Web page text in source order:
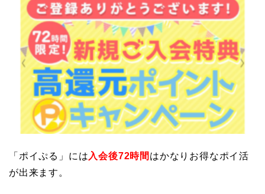
「ポイぷる」には 入会後72時間 はかなりお得なポイ活
が出来ます。